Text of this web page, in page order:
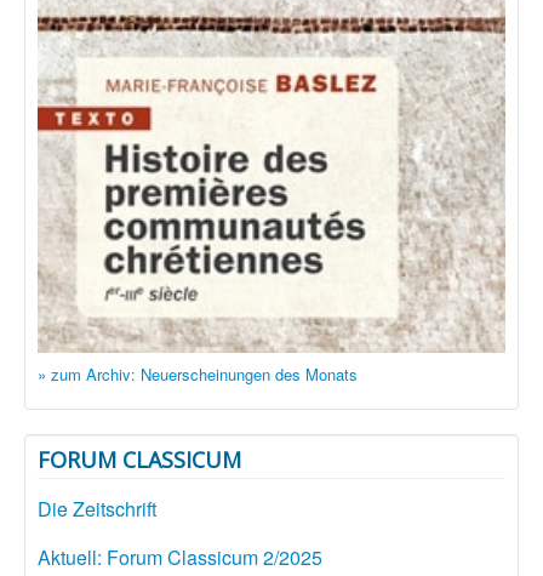
» zum Archiv: Neuerscheinungen des Monats
FORUM CLASSICUM
Die Zeitschrift
Aktuell: Forum Classicum 2/2025